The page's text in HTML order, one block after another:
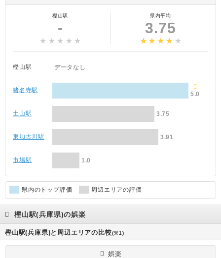
樫山駅
-
県内平均
3.75
樫山駅 データなし
猪名寺駅
5.0
土山駅 3.75
東加古川駅 3.91
市場駅 1.0
県内のトップ評価 周辺エリアの評価
樫山駅(兵庫県)の娯楽
樫山駅(兵庫県)と周辺エリアの比較(※1)
娯楽